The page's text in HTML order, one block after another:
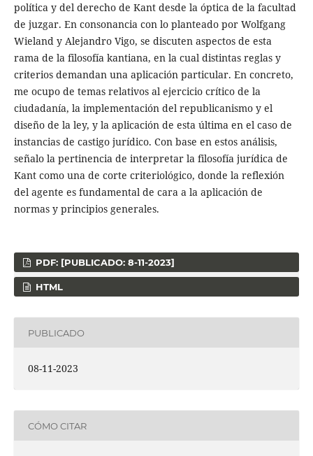
política y del derecho de Kant desde la óptica de la facultad
de juzgar. En consonancia con lo planteado por Wolfgang
Wieland y Alejandro Vigo, se discuten aspectos de esta
rama de la filosofía kantiana, en la cual distintas reglas y
criterios demandan una aplicación particular. En concreto,
me ocupo de temas relativos al ejercicio crítico de la
ciudadanía, la implementación del republicanismo y el
diseño de la ley, y la aplicación de esta última en el caso de
instancias de castigo jurídico. Con base en estos análisis,
señalo la pertinencia de interpretar la filosofía jurídica de
Kant como una de corte criteriológico, donde la reflexión
del agente es fundamental de cara a la aplicación de
normas y principios generales.
PDF: [PUBLICADO: 8-11-2023]
HTML
PUBLICADO
08-11-2023
CÓMO CITAR